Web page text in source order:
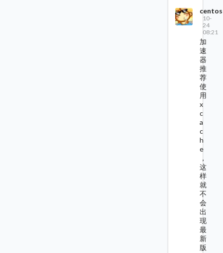
centos
10-
24
08:21
加
速
器
推
荐
使
用
x
c
a
c
h
e
，
这
样
就
不
会
出
现
最
新
版